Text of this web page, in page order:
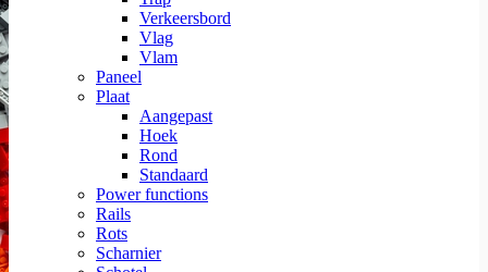
Verkeersbord
Vlag
Vlam
Paneel
Plaat
Aangepast
Hoek
Rond
Standaard
Power functions
Rails
Rots
Scharnier